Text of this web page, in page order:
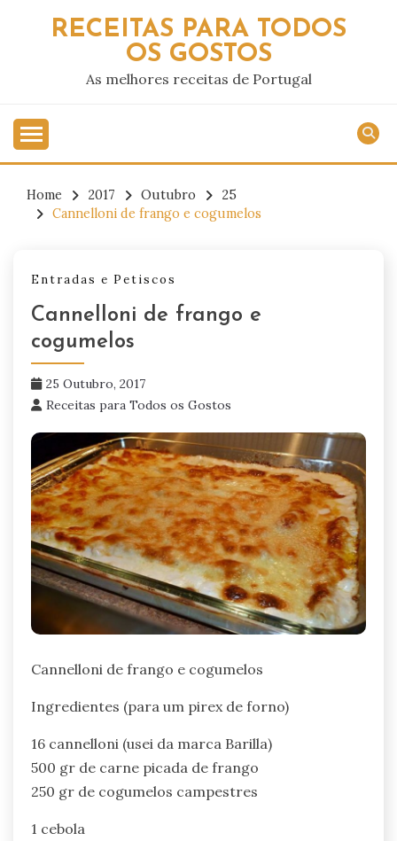
RECEITAS PARA TODOS
OS GOSTOS
As melhores receitas de Portugal
Home 2017 Outubro
25
Cannelloni de frango e cogumelos
Entradas e Petiscos
Cannelloni de frango e
cogumelos
25 Outubro, 2017
Receitas para Todos os Gostos
Cannelloni de frango e cogumelos
Ingredientes (para um pirex de forno)
16 cannelloni (usei da marca Barilla)
500 gr de carne picada de frango
250 gr de cogumelos campestres
1 cebola